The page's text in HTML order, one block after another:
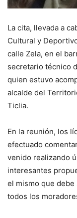
La cita, llevada a
Cultural y
calle Zela, en el
secretario técnico
quien estuvo
alcalde del
Ticlia.
En la reunión, los
efectuado
venido realizando
interesantes
el mismo que
todos los